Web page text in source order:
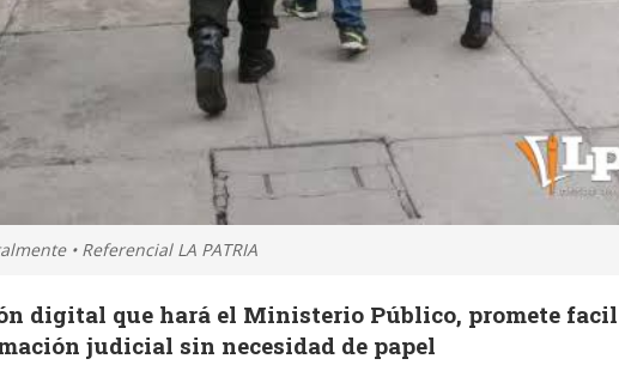
• Referencial LA PATRIA
digital que hará el Ministerio Público, promete
judicial sin necesidad de papel